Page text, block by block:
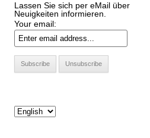
Lassen Sie sich per eMail über
Neuigkeiten informieren.
Your email: